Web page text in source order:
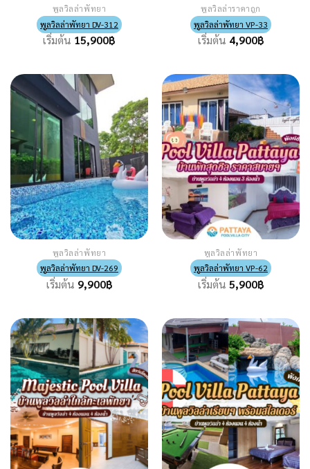
พูลวิลล่าพัทยา
พูลวิลล่าพัทยา DV-312
เริ่มต้น 15,900฿
พูลวิลล่าราคาถูก
พูลวิลล่าพัทยา VP-33
เริ่มต้น 4,900฿
พูลวิลล่าพัทยา
พูลวิลล่าพัทยา DV-269
เริ่มต้น 9,900฿
พูลวิลล่าพัทยา
พูลวิลล่าพัทยา VP-62
เริ่มต้น 5,900฿